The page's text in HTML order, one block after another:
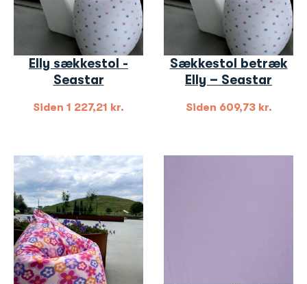
Elly sækkestol -
Seastar
Siden 1 227,21 kr.
Sækkestol betræk
Elly – Seastar
Siden 609,73 kr.